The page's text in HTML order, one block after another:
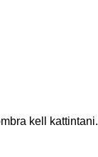
kell kattintani.